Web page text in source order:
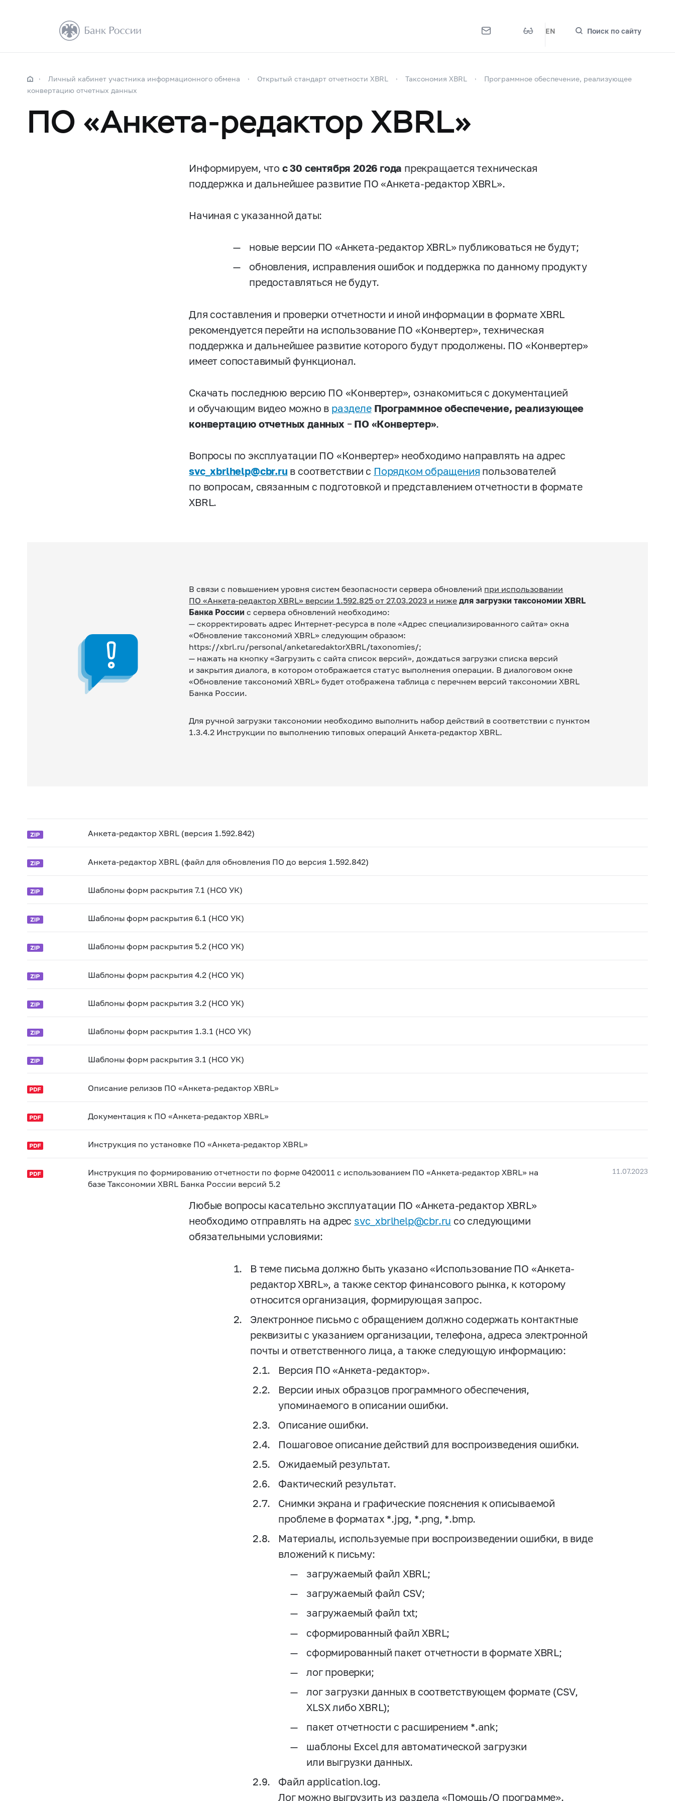
EN Поиск по сайту
Личный кабинет участника информационного обмена Открытый стандарт отчетности XBRL Таксономия XBRL
Программное обеспечение, реализующее
конвертацию отчетных данных
ПО «Анкета-редактор XBRL»
Информируем, что с 30 сентября 2026 года прекращается техническая
поддержка и дальнейшее развитие ПО «Анкета-редактор XBRL».
Начиная с указанной даты:
новые версии ПО «Анкета-редактор XBRL» публиковаться не будут;
обновления, исправления ошибок и поддержка по данному продукту
предоставляться не будут.
Для составления и проверки отчетности и иной информации в формате XBRL
рекомендуется перейти на использование ПО «Конвертер», техническая
поддержка и дальнейшее развитие которого будут продолжены. ПО «Конвертер»
имеет сопоставимый функционал.
Скачать последнюю версию ПО «Конвертер», ознакомиться с документацией
и обучающим видео можно в разделе Программное обеспечение, реализующее
конвертацию отчетных данных – ПО «Конвертер».
Вопросы по эксплуатации ПО «Конвертер» необходимо направлять на адрес
svc_xbrlhelp@cbr.ru в соответствии с Порядком обращения пользователей
по вопросам, связанным с подготовкой и представлением отчетности в формате
XBRL.
В связи с повышением уровня систем безопасности сервера обновлений при использовании
ПО «Анкета-редактор XBRL» версии 1.592.825 от 27.03.2023 и ниже для загрузки таксономии XBRL
Банка России с сервера обновлений необходимо:
— скорректировать адрес Интернет-ресурса в поле «Адрес специализированного сайта» окна
«Обновление таксономий XBRL» следующим образом:
https://xbrl.ru/personal/anketaredaktorXBRL/taxonomies/;
— нажать на кнопку «Загрузить с сайта список версий», дождаться загрузки списка версий
и закрытия диалога, в котором отображается статус выполнения операции. В диалоговом окне
«Обновление таксономий XBRL» будет отображена таблица с перечнем версий таксономии XBRL
Банка России.
Для ручной загрузки таксономии необходимо выполнить набор действий в соответствии с пунктом
1.3.4.2 Инструкции по выполнению типовых операций Анкета-редактор XBRL.
Анкета-редактор XBRL (версия 1.592.842)
Анкета-редактор XBRL (файл для обновления ПО до версия 1.592.842)
Шаблоны форм раскрытия 7.1 (НСО УК)
Шаблоны форм раскрытия 6.1 (НСО УК)
Шаблоны форм раскрытия 5.2 (НСО УК)
Шаблоны форм раскрытия 4.2 (НСО УК)
Шаблоны форм раскрытия 3.2 (НСО УК)
Шаблоны форм раскрытия 1.3.1 (НСО УК)
Шаблоны форм раскрытия 3.1 (НСО УК)
Описание релизов ПО «Анкета-редактор XBRL»
Документация к ПО «Анкета-редактор XBRL»
Инструкция по установке ПО «Анкета-редактор XBRL»
11.07.2023
Инструкция по формированию отчетности по форме 0420011 с использованием ПО «Анкета-редактор XBRL» на
базе Таксономии XBRL Банка России версий 5.2
Любые вопросы касательно эксплуатации ПО «Анкета-редактор XBRL»
необходимо отправлять на адрес svc_xbrlhelp@cbr.ru со следующими
обязательными условиями:
В теме письма должно быть указано «Использование ПО «Анкета-
редактор XBRL», а также сектор финансового рынка, к которому
относится организация, формирующая запрос.
Электронное письмо с обращением должно содержать контактные
реквизиты с указанием организации, телефона, адреса электронной
почты и ответственного лица, а также следующую информацию:
Версия ПО «Анкета-редактор».
Версии иных образцов программного обеспечения,
упоминаемого в описании ошибки.
Описание ошибки.
Пошаговое описание действий для воспроизведения ошибки.
Ожидаемый результат.
Фактический результат.
Снимки экрана и графические пояснения к описываемой
проблеме в форматах *.jpg, *.png, *.bmp.
Материалы, используемые при воспроизведении ошибки, в виде
вложений к письму:
загружаемый файл XBRL;
загружаемый файл CSV;
загружаемый файл txt;
сформированный файл XBRL;
сформированный пакет отчетности в формате XBRL;
лог проверки;
лог загрузки данных в соответствующем формате (CSV,
XLSX либо XBRL);
пакет отчетности с расширением *.ank;
шаблоны Excel для автоматической загрузки
или выгрузки данных.
Файл application.log.
Лог можно выгрузить из раздела «Помощь/О программе».